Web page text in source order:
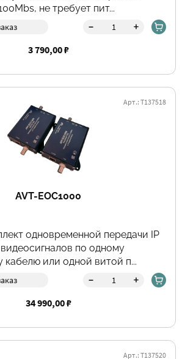
не требует пит...
- +
3 790,00 ₽
AVT-EOC1000
Арт.: Т137518
одновременной передачи IP
по одному
кабелю или одной витой п...
- +
34 990,00 ₽
Арт.: Т137520